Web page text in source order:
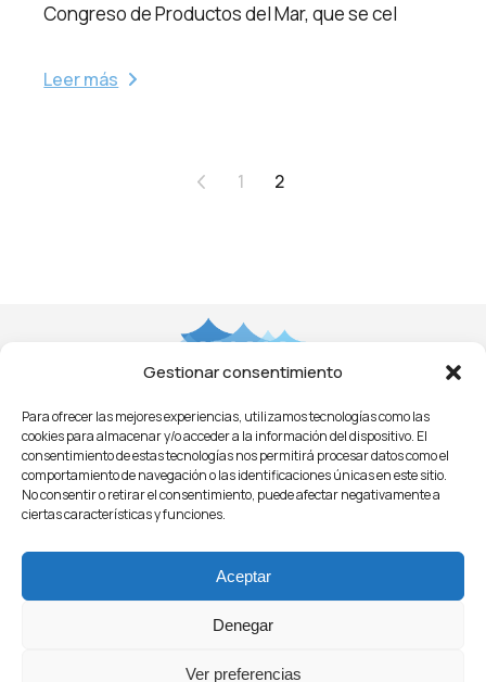
Gestionar consentimiento
Para ofrecer las mejores experiencias, utilizamos tecnologías como las
cookies para almacenar y/o acceder a la información del dispositivo. El
consentimiento de estas tecnologías nos permitirá procesar datos como el
comportamiento de navegación o las identificaciones únicas en este sitio.
No consentir o retirar el consentimiento, puede afectar negativamente a
ciertas características y funciones.
Aceptar
Denegar
Ver preferencias
Congreso de Productos del Mar, que se cel
Leer más
Paginación
entradas
1 2
Aviso LegalPrivacidadCookiesCondiciones
Licitaciones ㅤㅤ Noticias
© 2021 - O.P.A.G.A.C.